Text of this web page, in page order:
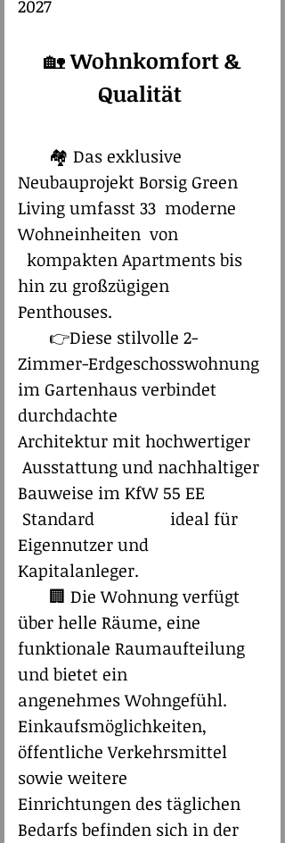
2027
🏡 ​​​Wohnkomfort &
Qualität
🏘️ Das exklusive
Neubauprojekt Borsig Green
Living umfasst 33 moderne
Wohneinheiten von
kompakten Apartments bis
hin zu großzügigen
Penthouses.
👉Diese stilvolle 2-
Zimmer-Erdgeschosswohnung
im Gartenhaus verbindet
durchdachte
Architektur mit hochwertiger
Ausstattung und nachhaltiger
Bauweise im KfW 55 EE
Standard ideal für
Eigennutzer und
Kapitalanleger.
🏢 Die Wohnung verfügt
über helle Räume, eine
funktionale Raumaufteilung
und bietet ein
angenehmes Wohngefühl.
Einkaufsmöglichkeiten,
öffentliche Verkehrsmittel
sowie weitere
Einrichtungen des täglichen
Bedarfs befinden sich in der